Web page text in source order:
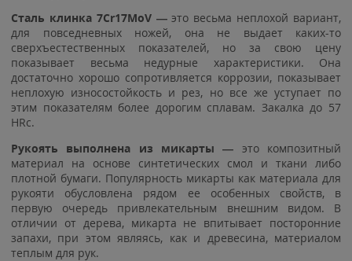
Сталь клинка 7Cr17MoV —это весьма неплохой вариант,
для повседневных ножей, она не выдает каких-то
сверхъестественных показателей, но за свою цену
показывает весьма недурные характеристики. Она
достаточно хорошо сопротивляется коррозии, показывает
неплохую износостойкость и рез, но все же уступает по
этим показателям более дорогим сплавам. Закалка до 57
HRc.
Рукоять выполнена из микарты — это композитный
материал на основе синтетических смол и ткани либо
плотной бумаги. Популярность микарты как материала для
рукояти обусловлена рядом ее особенных свойств, в
первую очередь привлекательным внешним видом. В
отличии от дерева, микарта не впитывает посторонние
запахи, при этом являясь, как и древесина, материалом
теплым для рук.